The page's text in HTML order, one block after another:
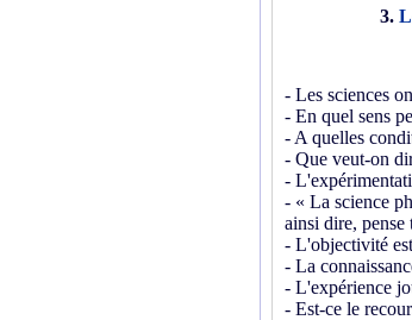
3.
- Les sciences
- En quel sens
- A quelles
- Que veut-on
-
- « La science
ainsi dire, pense
- L'objectivité
- La
- L'expérience
- Est-ce le